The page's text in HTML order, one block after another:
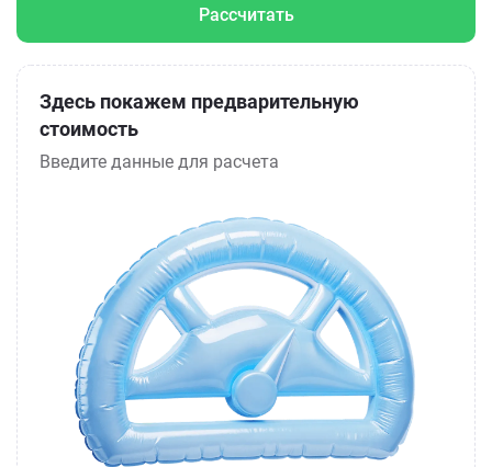
Рассчитать
Здесь покажем предварительную
стоимость
Введите данные для расчета